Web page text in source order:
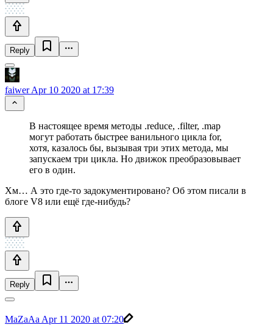
Reply
faiwerApr 10 2020 at 17:39
В настоящее время методы .reduce, .filter, .map
могут работать быстрее ванильного цикла for,
хотя, казалось бы, вызывая три этих метода, мы
запускаем три цикла. Но движок преобразовывает
его в один.
Хм… А это где-то задокументировано? Об этом писали в
блоге V8 или ещё где-нибудь?
Reply
MaZaAa Apr 11 2020 at 07:20